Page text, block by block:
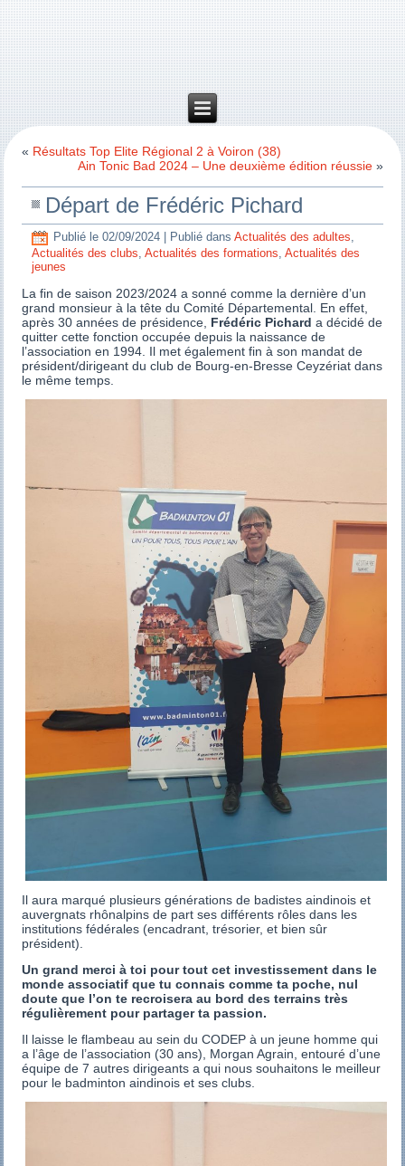
« Résultats Top Elite Régional 2 à Voiron (38)
Ain Tonic Bad 2024 – Une deuxième édition réussie»
Départ de Frédéric Pichard
Publié le 02/09/2024 Publié dans Actualités des adultes,
Actualités des clubs,Actualités des formations,Actualités des
jeunes
La fin de saison 2023/2024 a sonné comme la dernière d’un
grand monsieur à la tête du Comité Départemental. En effet,
après 30 années de présidence, Frédéric Pichard a décidé de
quitter cette fonction occupée depuis la naissance de
l’association en 1994. Il met également fin à son mandat de
président/dirigeant du club de Bourg-en-Bresse Ceyzériat dans
le même temps.
Il aura marqué plusieurs générations de badistes aindinois et
auvergnats rhônalpins de part ses différents rôles dans les
institutions fédérales (encadrant, trésorier, et bien sûr
président).
Un grand merci à toi pour tout cet investissement dans le
monde associatif que tu connais comme ta poche, nul
doute que l’on te recroisera au bord des terrains très
régulièrement pour partager ta passion.
Il laisse le flambeau au sein du CODEP à un jeune homme qui
a l’âge de l’association (30 ans), Morgan Agrain, entouré d’une
équipe de 7 autres dirigeants a qui nous souhaitons le meilleur
pour le badminton aindinois et ses clubs.